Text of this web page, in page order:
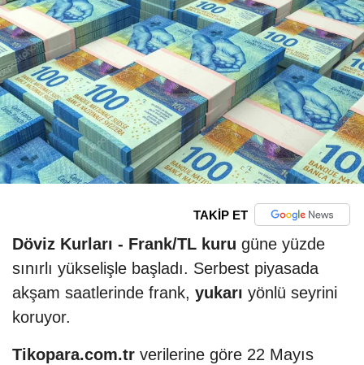
TAKİP ET
Döviz Kurları - Frank/TL kuru güne yüzde
sınırlı yükselişle başladı. Serbest piyasada
akşam saatlerinde frank, yukarı yönlü seyrini
koruyor.
Tikopara.com.tr verilerine göre 22 Mayıs